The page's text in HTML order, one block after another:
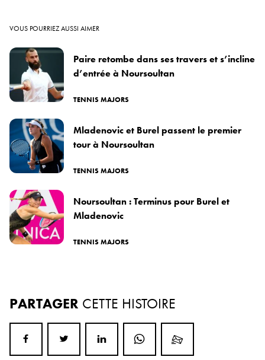
VOUS POURRIEZ AUSSI AIMER
Paire retombe dans ses travers et s’incline
d’entrée à Noursoultan
TENNIS MAJORS
Mladenovic et Burel passent le premier
tour à Noursoultan
TENNIS MAJORS
Noursoultan : Terminus pour Burel et
Mladenovic
TENNIS MAJORS
PARTAGER CETTE HISTOIRE